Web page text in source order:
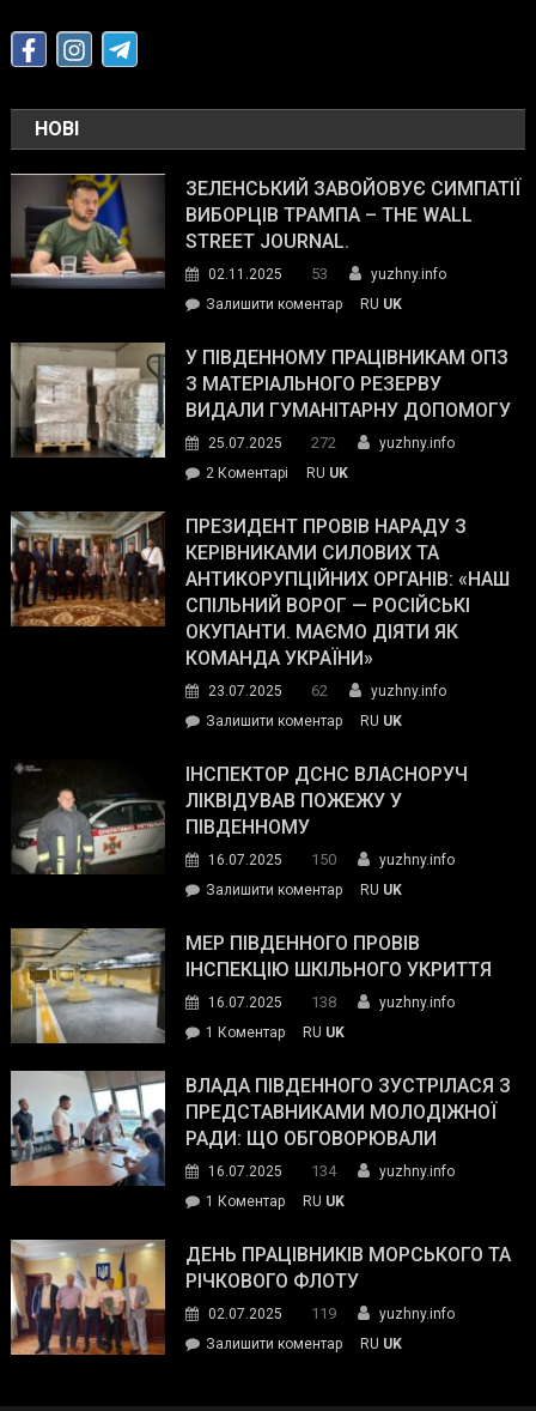
НОВІ
ЗЕЛЕНСЬКИЙ ЗАВОЙОВУЄ СИМПАТІЇ
ВИБОРЦІВ ТРАМПА – THE WALL
STREET JOURNAL.
02.11.2025 53
yuzhny.info
Залишити коментарon
завойовує
симпатії
виборців
The
Street
Journal.
RU UK
У ПІВДЕННОМУ ПРАЦІВНИКАМ ОПЗ
З МАТЕРІАЛЬНОГО РЕЗЕРВУ
ВИДАЛИ ГУМАНІТАРНУ ДОПОМОГУ
25.07.2025 272
yuzhny.info
2 Коментарі
Південному
працівникам
ОПЗ
з
матеріального
резерву
гуманітарну
допомогу
RU UK
ПРЕЗИДЕНТ ПРОВІВ НАРАДУ З
КЕРІВНИКАМИ СИЛОВИХ ТА
АНТИКОРУПЦІЙНИХ ОРГАНІВ: «НАШ
СПІЛЬНИЙ ВОРОГ — РОСІЙСЬКІ
ОКУПАНТИ. МАЄМО ДІЯТИ ЯК
КОМАНДА УКРАЇНИ»
23.07.2025 62
yuzhny.info
Залишити коментарon
провів
нараду
силових
та
органів:
«Наш
спільний
окупанти.
Маємо
діяти
команда
RU UK
ІНСПЕКТОР ДСНС ВЛАСНОРУЧ
ЛІКВІДУВАВ ПОЖЕЖУ У
ПІВДЕННОМУ
16.07.2025 150
yuzhny.info
Залишити коментарon
ДСНС
власноруч
пожежу
у
RU UK
МЕР ПІВДЕННОГО ПРОВІВ
ІНСПЕКЦІЮ ШКІЛЬНОГО УКРИТТЯ
16.07.2025 138
yuzhny.info
1 Коментардо
Південного
провів
інспекцію
укриття
RU UK
ВЛАДА ПІВДЕННОГО ЗУСТРІЛАСЯ З
ПРЕДСТАВНИКАМИ МОЛОДІЖНОЇ
РАДИ: ЩО ОБГОВОРЮВАЛИ
16.07.2025 134
yuzhny.info
1 Коментардо
Південного
зустрілася
представниками
молодіжної
RU UK
ДЕНЬ ПРАЦІВНИКІВ МОРСЬКОГО ТА
РІЧКОВОГО ФЛОТУ
02.07.2025 119
yuzhny.info
Залишити коментарon
RU UK